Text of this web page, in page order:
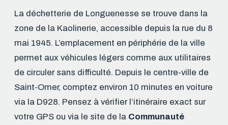
La déchetterie de Longuenesse se trouve dans la
zone de la Kaolinerie, accessible depuis la rue du 8
mai 1945. L’emplacement en périphérie de la ville
permet aux véhicules légers comme aux utilitaires
de circuler sans difficulté. Depuis le centre-ville de
Saint-Omer, comptez environ 10 minutes en voiture
via la D928. Pensez à vérifier l’itinéraire exact sur
votre GPS ou via le site de la Communauté